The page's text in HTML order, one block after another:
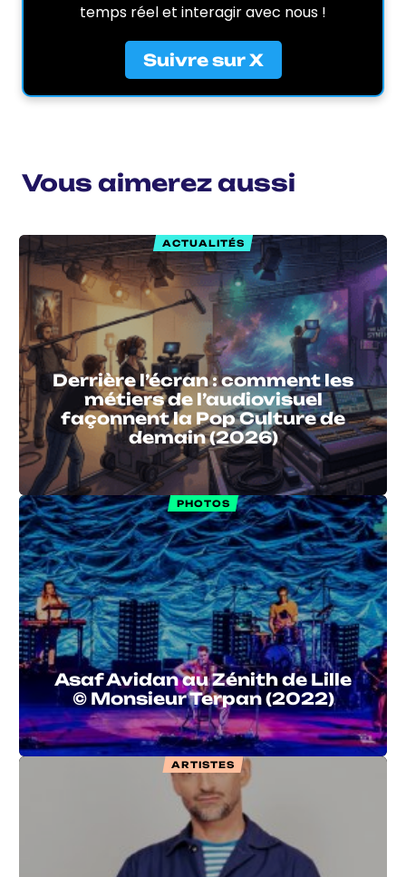
temps réel et interagir avec nous !
Suivre sur X
Vous aimerez aussi
ACTUALITÉS
Derrière l’écran : comment les
métiers de l’audiovisuel
façonnent la Pop Culture de
demain (2026)
PHOTOS
Asaf Avidan au Zénith de Lille
© Monsieur Terpan (2022)
ARTISTES